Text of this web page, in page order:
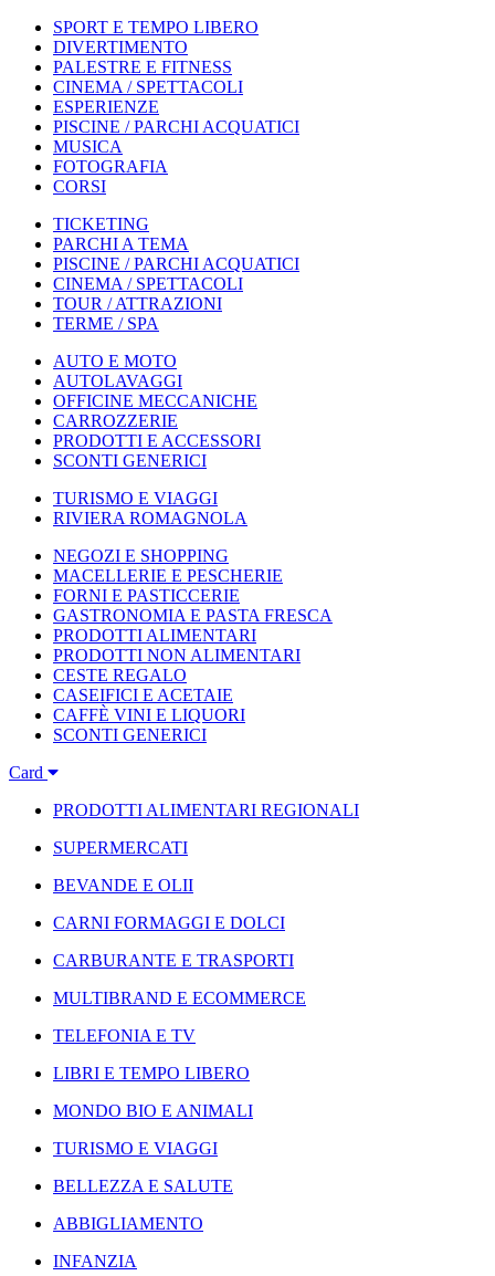
SPORT E TEMPO LIBERO
DIVERTIMENTO
PALESTRE E FITNESS
CINEMA / SPETTACOLI
ESPERIENZE
PISCINE / PARCHI ACQUATICI
MUSICA
FOTOGRAFIA
CORSI
TICKETING
PARCHI A TEMA
PISCINE / PARCHI ACQUATICI
CINEMA / SPETTACOLI
TOUR / ATTRAZIONI
TERME / SPA
AUTO E MOTO
AUTOLAVAGGI
OFFICINE MECCANICHE
CARROZZERIE
PRODOTTI E ACCESSORI
SCONTI GENERICI
TURISMO E VIAGGI
RIVIERA ROMAGNOLA
NEGOZI E SHOPPING
MACELLERIE E PESCHERIE
FORNI E PASTICCERIE
GASTRONOMIA E PASTA FRESCA
PRODOTTI ALIMENTARI
PRODOTTI NON ALIMENTARI
CESTE REGALO
CASEIFICI E ACETAIE
CAFFÈ VINI E LIQUORI
SCONTI GENERICI
Card
PRODOTTI ALIMENTARI REGIONALI
SUPERMERCATI
BEVANDE E OLII
CARNI FORMAGGI E DOLCI
CARBURANTE E TRASPORTI
MULTIBRAND E ECOMMERCE
TELEFONIA E TV
LIBRI E TEMPO LIBERO
MONDO BIO E ANIMALI
TURISMO E VIAGGI
BELLEZZA E SALUTE
ABBIGLIAMENTO
INFANZIA